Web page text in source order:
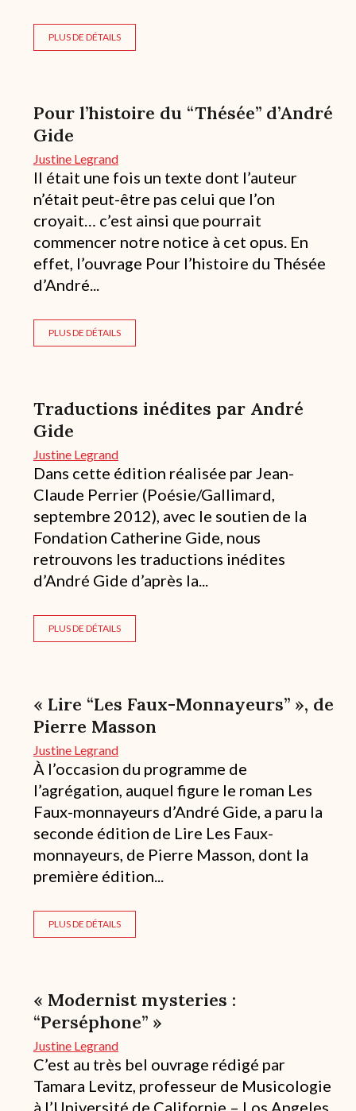
PLUS DE DÉTAILS
Pour l’histoire du “Thésée” d’André
Gide
Justine Legrand
Il était une fois un texte dont l’auteur
n’était peut-être pas celui que l’on
croyait… c’est ainsi que pourrait
commencer notre notice à cet opus. En
effet, l’ouvrage Pour l’histoire du Thésée
d’André...
PLUS DE DÉTAILS
Traductions inédites par André
Gide
Justine Legrand
Dans cette édition réalisée par Jean-
Claude Perrier (Poésie/Gallimard,
septembre 2012), avec le soutien de la
Fondation Catherine Gide, nous
retrouvons les traductions inédites
d’André Gide d’après la...
PLUS DE DÉTAILS
« Lire “Les Faux-Monnayeurs” », de
Pierre Masson
Justine Legrand
À l’occasion du programme de
l’agrégation, auquel figure le roman Les
Faux-monnayeurs d’André Gide, a paru la
seconde édition de Lire Les Faux-
monnayeurs, de Pierre Masson, dont la
première édition...
PLUS DE DÉTAILS
« Modernist mysteries :
“Perséphone” »
Justine Legrand
C’est au très bel ouvrage rédigé par
Tamara Levitz, professeur de Musicologie
à l’Université de Californie – Los Angeles,